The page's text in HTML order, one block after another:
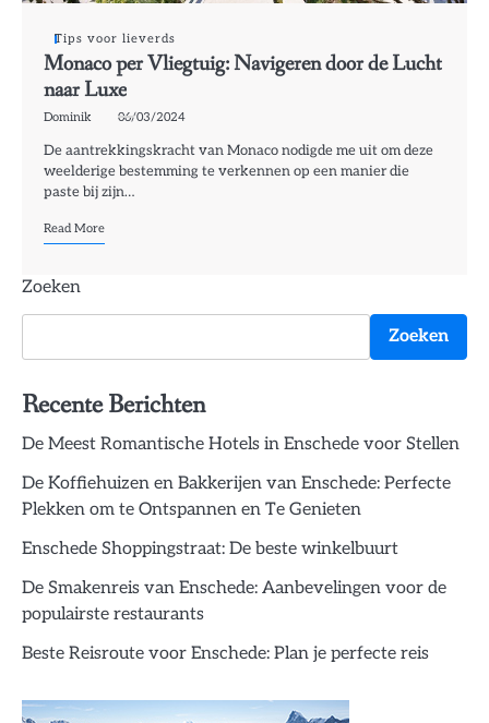
Tips voor lieverds
Monaco per Vliegtuig: Navigeren door de Lucht
naar Luxe
Dominik 06/03/2024
De aantrekkingskracht van Monaco nodigde me uit om deze
weelderige bestemming te verkennen op een manier die
paste bij zijn…
Read More
Zoeken
Zoeken
Recente Berichten
De Meest Romantische Hotels in Enschede voor Stellen
De Koffiehuizen en Bakkerijen van Enschede: Perfecte
Plekken om te Ontspannen en Te Genieten
Enschede Shoppingstraat: De beste winkelbuurt
De Smakenreis van Enschede: Aanbevelingen voor de
populairste restaurants
Beste Reisroute voor Enschede: Plan je perfecte reis